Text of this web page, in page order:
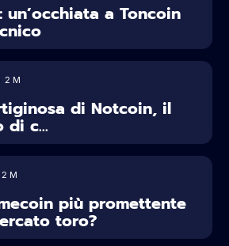
un’occhiata a Toncoin
2 M
di Notcoin, il
di c...
2 M
più promettente
toro?